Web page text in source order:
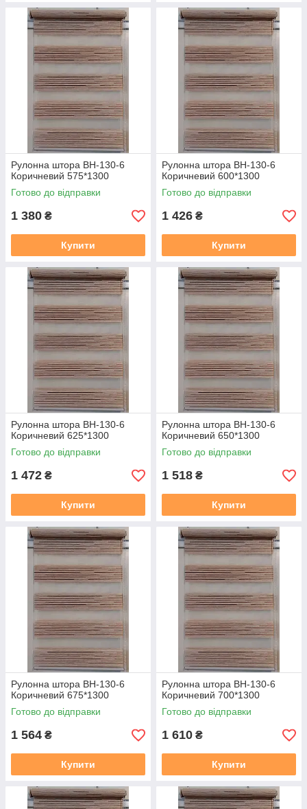
Рулонна штора ВН-130-6
Коричневий 575*1300
Готово до відправки
1 380 ₴
Купити
Рулонна штора ВН-130-6
Коричневий 600*1300
Готово до відправки
1 426 ₴
Купити
Рулонна штора ВН-130-6
Коричневий 625*1300
Готово до відправки
1 472 ₴
Купити
Рулонна штора ВН-130-6
Коричневий 650*1300
Готово до відправки
1 518 ₴
Купити
Рулонна штора ВН-130-6
Коричневий 675*1300
Готово до відправки
1 564 ₴
Купити
Рулонна штора ВН-130-6
Коричневий 700*1300
Готово до відправки
1 610 ₴
Купити